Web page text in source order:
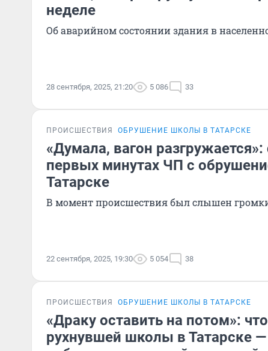
неделе
Об аварийном состоянии здания в
28 сентября, 2025, 21:20 5 086 33
ПРОИСШЕСТВИЯ ОБРУШЕНИЕ ШКОЛЫ В ТАТАРСКЕ
«Думала, вагон
первых минутах ЧП с
Татарске
В момент происшествия был слышен
22 сентября, 2025, 19:30 5 054 38
ПРОИСШЕСТВИЯ ОБРУШЕНИЕ ШКОЛЫ В ТАТАРСКЕ
«Драку оставить на потом»:
рухнувшей школы в Татарске —